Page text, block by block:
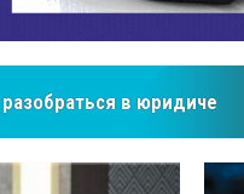
Центральной Азии